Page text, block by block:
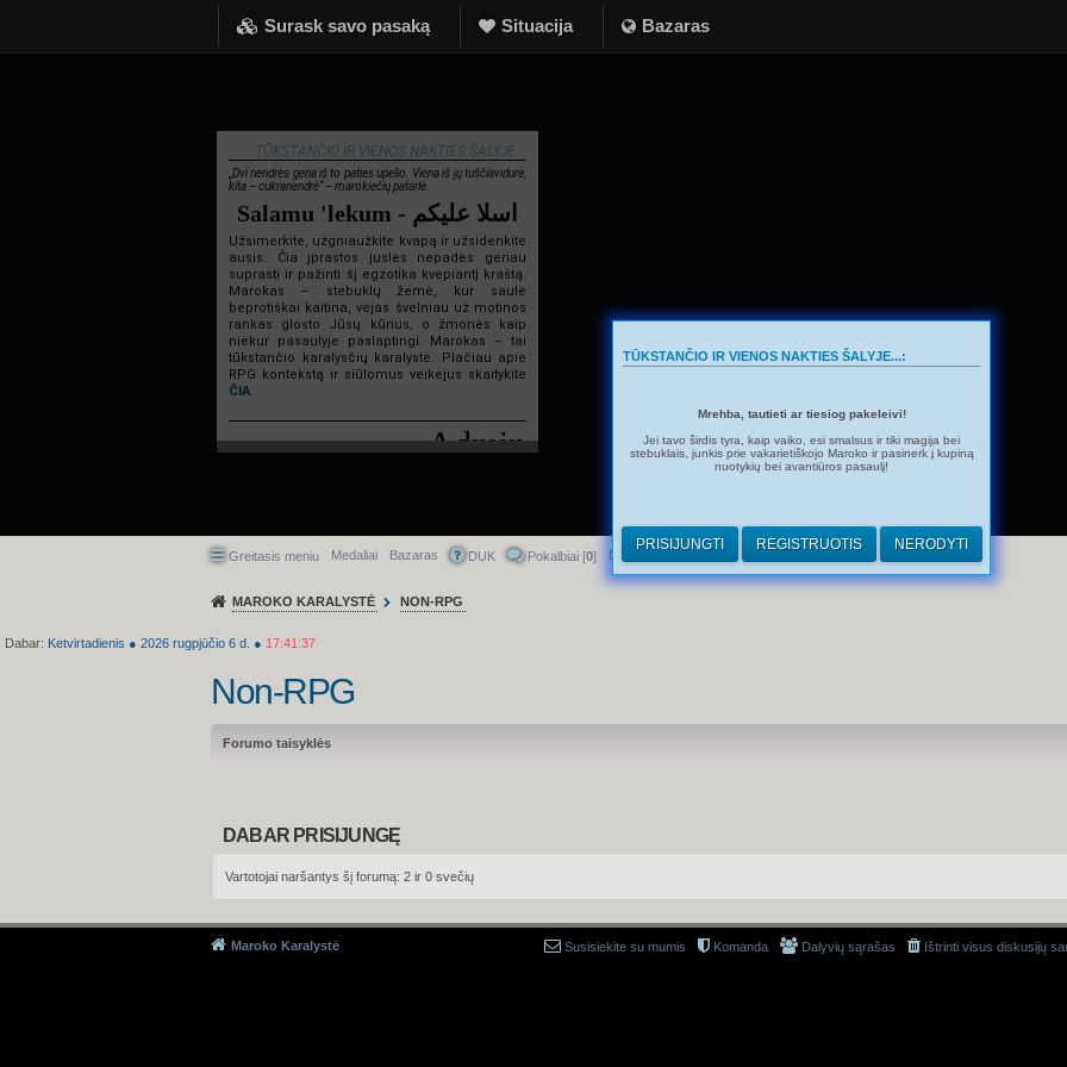
Surask savo pasaką Situacija Bazaras
TŪKSTANČIO IR VIENOS NAKTIES ŠALYJE...
„Dvi nendrės geria iš to paties upelio. Viena iš jų tuščiavidurė,
kita – cukranendrė“ – marokiečių patarlė.
Salamu 'lekum - اسلا عليكم
Užsimerkite, užgniaužkite kvapą ir užsidenkite
ausis. Čia įprastos juslės nepadės geriau
suprasti ir pažinti šį egzotika kvepiantį kraštą.
Marokas – stebuklų žemė, kur saulė
beprotiškai kaitina, vėjas švelniau už motinos
rankas glosto Jūsų kūnus, o žmonės kaip
niekur pasaulyje paslaptingi. Marokas – tai
tūkstančio karalysčių karalystė. Plačiau apie
RPG kontekstą ir siūlomus veikėjus skaitykite
ČIA.
Admin
Greitasis meniu Medaliai Bazaras DUK Pokalbiai [0] Dirhamai
MAROKO KARALYSTĖ NON-RPG
Dabar: Ketvirtadienis ● 2026 rugpjūčio 6 d. ● 17:41:37
TŪKSTANČIO IR VIENOS NAKTIES ŠALYJE...:
Mrehba, tautieti ar tiesiog pakeleivi!
Jei tavo širdis tyra, kaip vaiko, esi smalsus ir tiki magija bei
stebuklais, junkis prie vakarietiškojo Maroko ir pasinerk į kupiną
nuotykių bei avantiūros pasaulį!
PRISIJUNGTI REGISTRUOTIS NERODYTI
Non-RPG
Forumo taisyklės
DABAR PRISIJUNGĘ
Vartotojai naršantys šį forumą: 2 ir 0 svečių
Maroko Karalystė Ištrinti visus diskusijų
Dalyvių sąrašas
Komanda
Susisiekite su mumis